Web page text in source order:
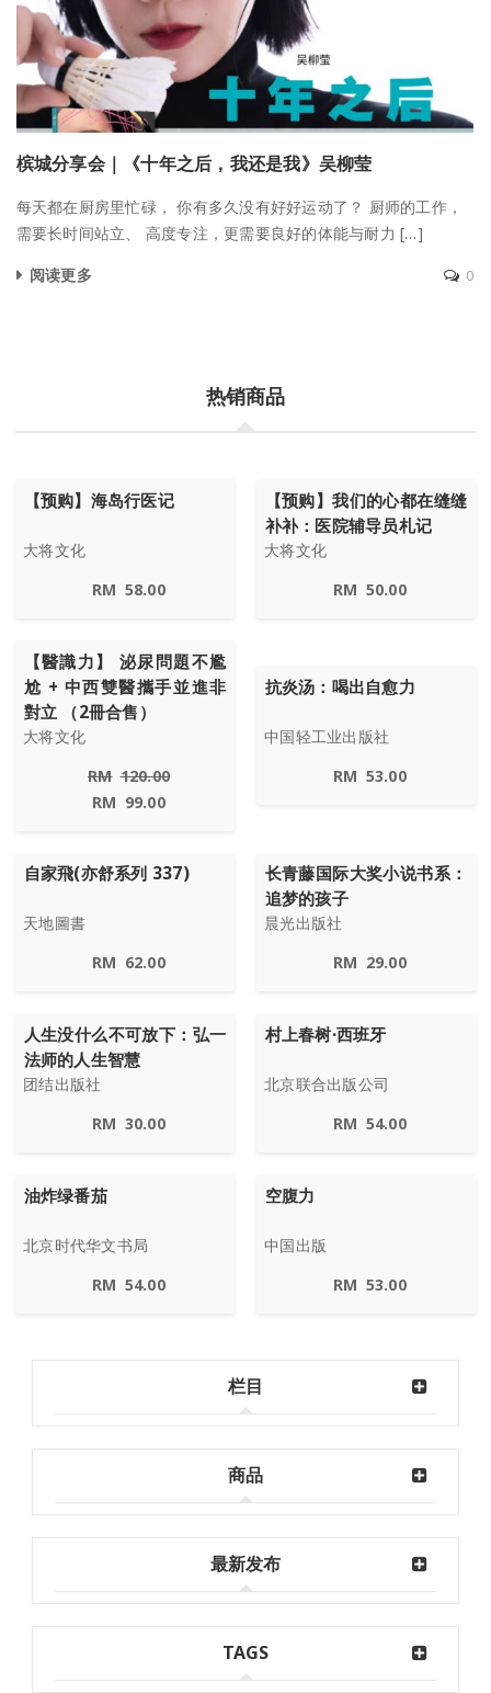
槟城分享会｜《十年之后，我还是我》吴柳莹
每天都在厨房里忙碌， 你有多久没有好好运动了？ 厨师的工作，
需要长时间站立、 高度专注，更需要良好的体能与耐力 […]
阅读更多
0
热销商品
【预购】海岛行医记
大将文化
RM 58.00
【预购】我们的心都在缝缝
补补：医院辅导员札记
大将文化
RM 50.00
【醫識力】 泌尿問題不尷
尬 + 中西雙醫攜手並進非
對立 （2冊合售）
大将文化
RM 120.00
RM 99.00
抗炎汤：喝出自愈力
中国轻工业出版社
RM 53.00
自家飛(亦舒系列 337)
天地圖書
RM 62.00
长青藤国际大奖小说书系：
追梦的孩子
晨光出版社
RM 29.00
人生没什么不可放下：弘一
法师的人生智慧
团结出版社
RM 30.00
村上春树·西班牙
北京联合出版公司
RM 54.00
油炸绿番茄
北京时代华文书局
RM 54.00
空腹力
中国出版
RM 53.00
栏目
商品
最新发布
TAGS